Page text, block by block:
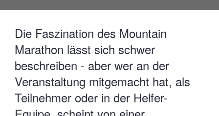
Die Faszination des Mountain
Marathon lässt sich schwer
beschreiben - aber wer an der
Veranstaltung mitgemacht hat, als
Teilnehmer oder in der Helfer-